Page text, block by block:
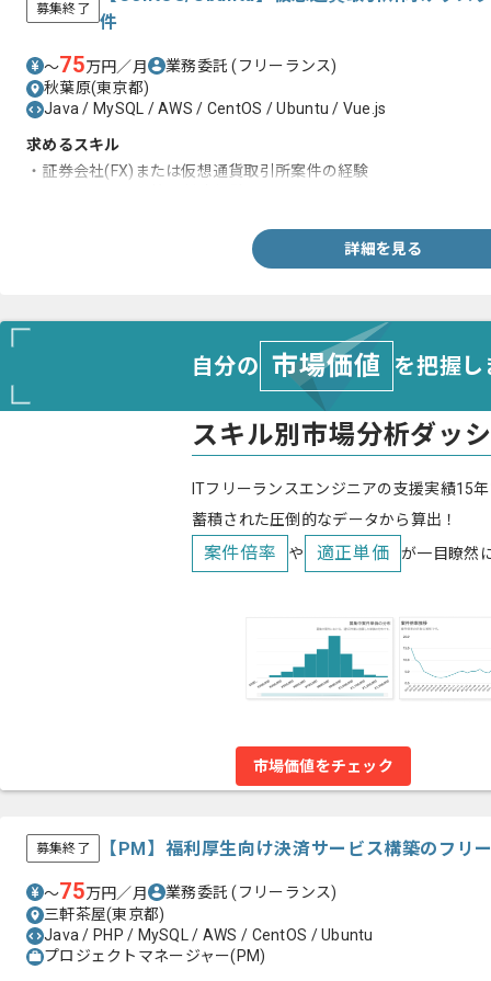
募集終了
件
〜75万円／月 業務委託(フリーランス)
秋葉原(東京都)
Java / MySQL / AWS / CentOS / Ubuntu / Vue.js
求めるスキル
・証券会社(FX)または仮想通貨取引所案件の経験
詳細を見る
自分の 市場価値 を把握
スキル別市場分析ダッ
ITフリーランスエンジニアの支援実績15
蓄積された圧倒的なデータから算出！
案件倍率 や 適正単価 が一目瞭然
市場価値をチェック
募集終了 【PM】福利厚生向け決済サービス構築のフリ
〜75万円／月 業務委託(フリーランス)
三軒茶屋(東京都)
Java / PHP / MySQL / AWS / CentOS / Ubuntu
プロジェクトマネージャー(PM)